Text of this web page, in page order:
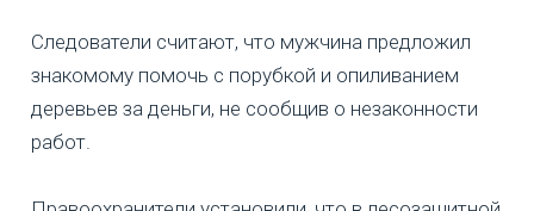
Следователи считают, что мужчина предложил
знакомому помочь с порубкой и опиливанием
деревьев за деньги, не сообщив о незаконности
работ.